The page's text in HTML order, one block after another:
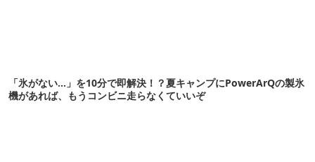
「氷がない…」を10分で即解決！？夏キャンプにPowerArQの製氷
機があれば、もうコンビニ走らなくていいぞ